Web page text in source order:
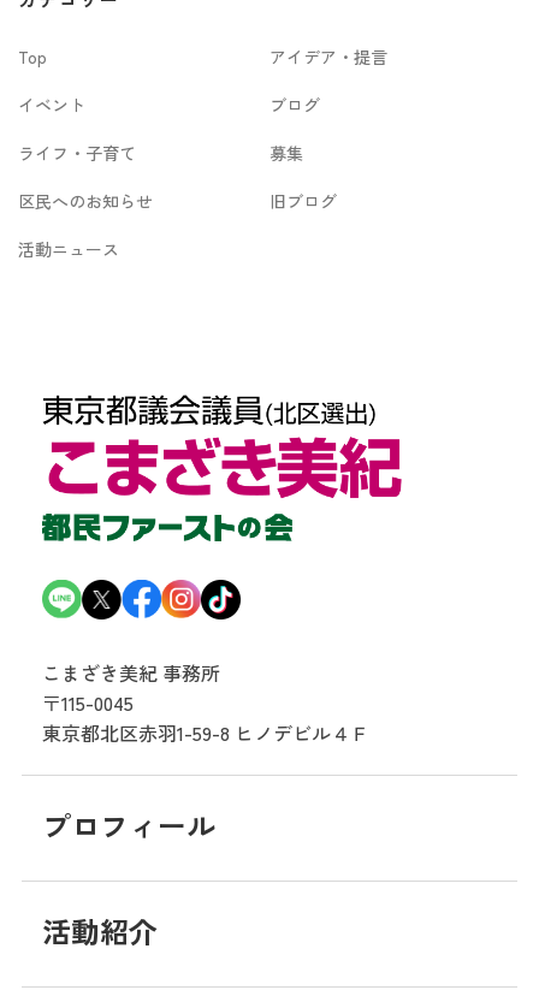
ブ
Top
アイデア・提言
イベント
ブログ
ライフ・子育て
募集
区民へのお知らせ
旧ブログ
活動ニュース
こまざき美紀 事務所
〒115-0045
東京都北区赤羽1-59-8 ヒノデビル４Ｆ
プロフィール
活動紹介